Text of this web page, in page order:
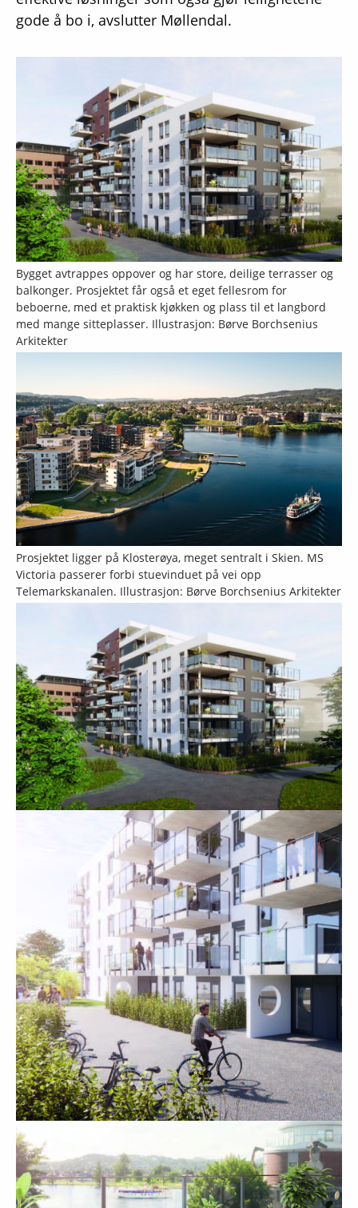
gode å bo i, avslutter Møllendal.
Bygget avtrappes oppover og har store, deilige terrasser og
balkonger. Prosjektet får også et eget fellesrom for
beboerne, med et praktisk kjøkken og plass til et langbord
med mange sitteplasser. Illustrasjon: Børve Borchsenius
Arkitekter
Prosjektet ligger på Klosterøya, meget sentralt i Skien. MS
Victoria passerer forbi stuevinduet på vei opp
Telemarkskanalen. Illustrasjon: Børve Borchsenius Arkitekter